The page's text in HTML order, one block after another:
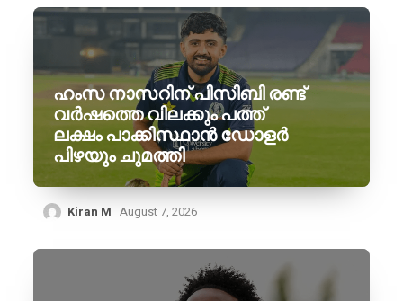
ഹംസ നാസറിന് പിസിബി രണ്ട്
വർഷത്തെ വിലക്കും പത്ത്
ലക്ഷം പാക്കിസ്ഥാൻ ഡോളർ
പിഴയും ചുമത്തി
Kiran M August 7, 2026